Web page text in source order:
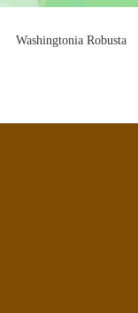
Washingtonia Robusta